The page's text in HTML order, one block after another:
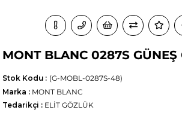
MONT BLANC 0287S GÜNEŞ
(G-MOBL-0287S-48)
Stok Kodu
Marka : MONT BLANC
Tedarikçi : ELİT GÖZLÜK